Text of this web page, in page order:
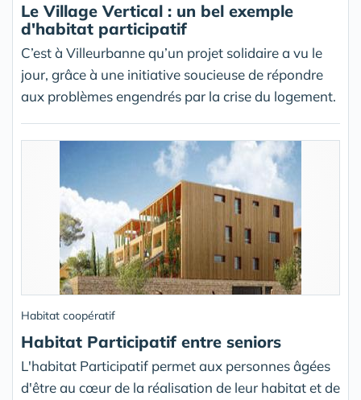
Le Village Vertical : un bel exemple
d'habitat participatif
C’est à Villeurbanne qu’un projet solidaire a vu le
jour, grâce à une initiative soucieuse de répondre
aux problèmes engendrés par la crise du logement.
Habitat coopératif
Habitat Participatif entre seniors
L'habitat Participatif permet aux personnes âgées
d'être au cœur de la réalisation de leur habitat et de